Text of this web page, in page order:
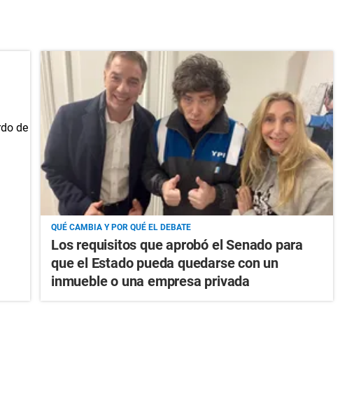
QUÉ CAMBIA Y POR QUÉ EL DEBATE
Los requisitos que aprobó el Senado para
que el Estado pueda quedarse con un
inmueble o una empresa privada